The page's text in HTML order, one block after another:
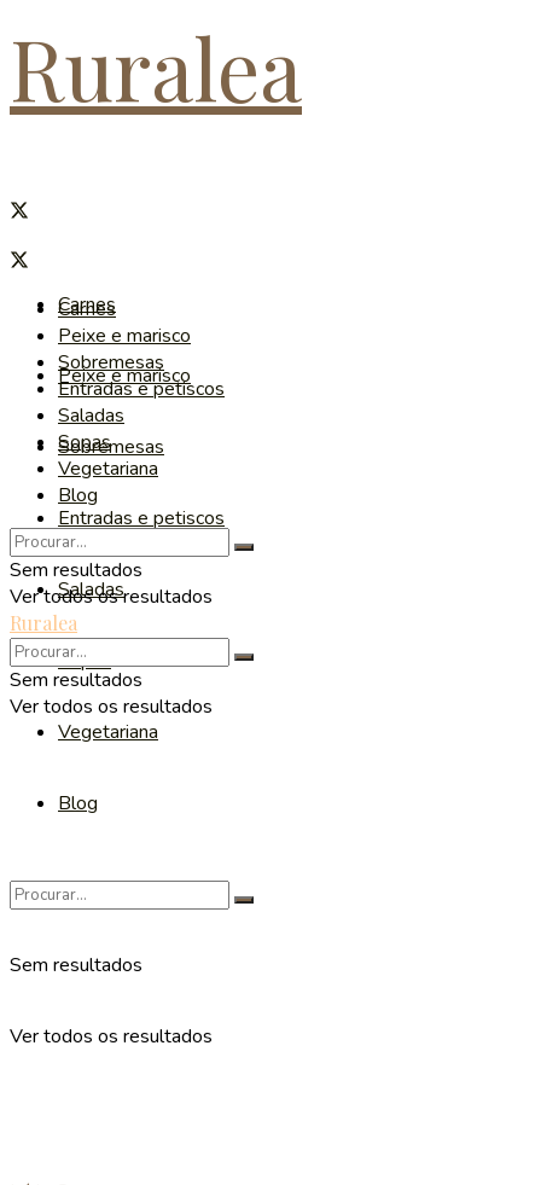
Ruralea
Carnes
Peixe e marisco
Sobremesas
Entradas e petiscos
Saladas
Sopas
Vegetariana
Blog
Sem resultados
Ver todos os resultados
Carnes
Peixe e marisco
Sobremesas
Entradas e petiscos
Saladas
Sopas
Vegetariana
Blog
Sem resultados
Ver todos os resultados
Ruralea
Sem resultados
Ver todos os resultados